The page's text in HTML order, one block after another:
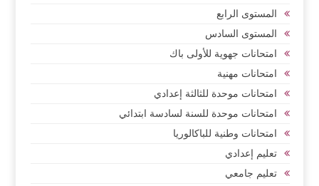
المستوى الرابع
المستوى السادس
امتحانات جهوية للأولى باك
امتحانات مهنية
امتحانات موحدة للثالثة إعدادي
امتحانات موحدة للسنة لسادسة ابتدائي
امتحانات وطنية للباكالوريا
تعليم إعدادي
تعليم جامعي